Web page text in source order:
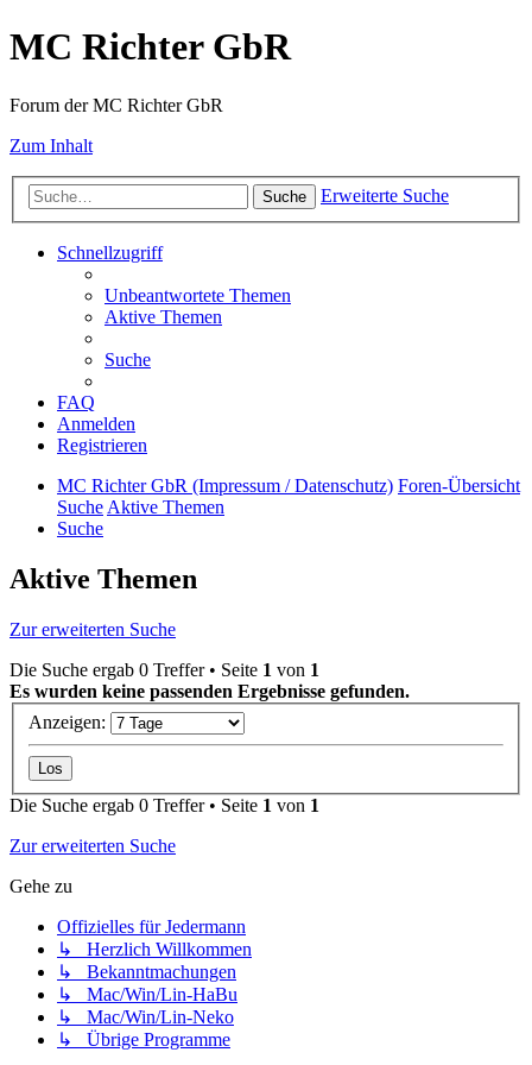
MC Richter GbR
Forum der MC Richter GbR
Zum Inhalt
Suche Erweiterte Suche
Schnellzugriff
Unbeantwortete Themen
Aktive Themen
Suche
FAQ
Anmelden
Registrieren
MC Richter GbR (Impressum / Datenschutz) Foren-Übersicht
SucheAktive Themen
Suche
Aktive Themen
Zur erweiterten Suche
Die Suche ergab 0 Treffer • Seite 1 von 1
Es wurden keine passenden Ergebnisse gefunden.
Anzeigen:
Die Suche ergab 0 Treffer • Seite 1 von 1
Zur erweiterten Suche
Gehe zu
Offizielles für Jedermann
↳ Herzlich Willkommen
↳ Bekanntmachungen
↳ Mac/Win/Lin-HaBu
↳ Mac/Win/Lin-Neko
↳ Übrige Programme